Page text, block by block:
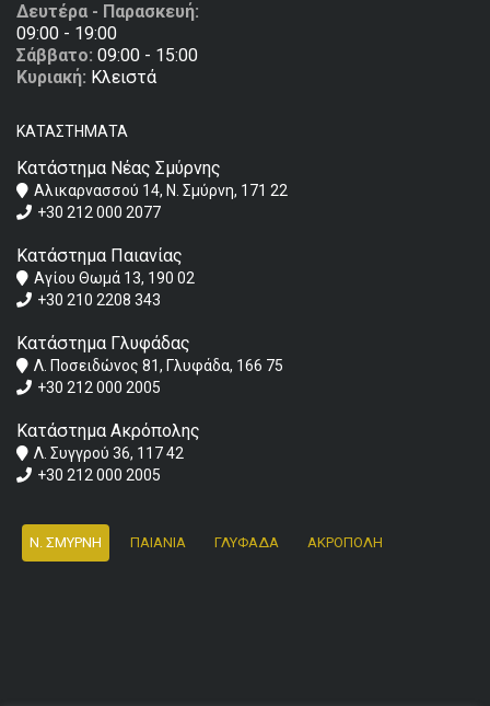
Δευτέρα - Παρασκευή:
09:00 - 19:00
Σάββατο: 09:00 - 15:00
Κυριακή: Κλειστά
ΚΑΤΑΣΤΉΜΑΤΑ
Κατάστημα Νέας Σμύρνης
Αλικαρνασσού 14, Ν. Σμύρνη, 171 22
+30 212 000 2077
Κατάστημα Παιανίας
Αγίου Θωμά 13, 190 02
+30 210 2208 343
Κατάστημα Γλυφάδας
Λ. Ποσειδώνος 81, Γλυφάδα, 166 75
+30 212 000 2005
Κατάστημα Ακρόπολης
Λ. Συγγρού 36, 117 42
+30 212 000 2005
Ν. ΣΜΥΡΝΗ ΠΑΙΑΝΙΑ ΓΛΥΦΑΔΑ ΑΚΡΟΠΟΛΗ